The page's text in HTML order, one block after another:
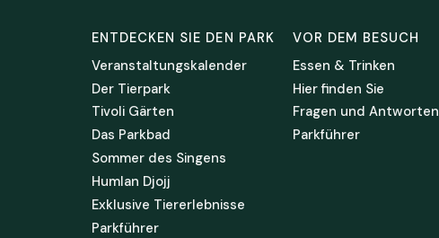
ENTDECKEN SIE DEN PARK
Veranstaltungskalender
Der Tierpark
Tivoli Gärten
Das Parkbad
Sommer des Singens
Humlan Djojj
Exklusive Tiererlebnisse
Parkführer
VOR DEM BESUCH
Essen & Trinken
Hier finden Sie
Fragen und Antworten
Parkführer